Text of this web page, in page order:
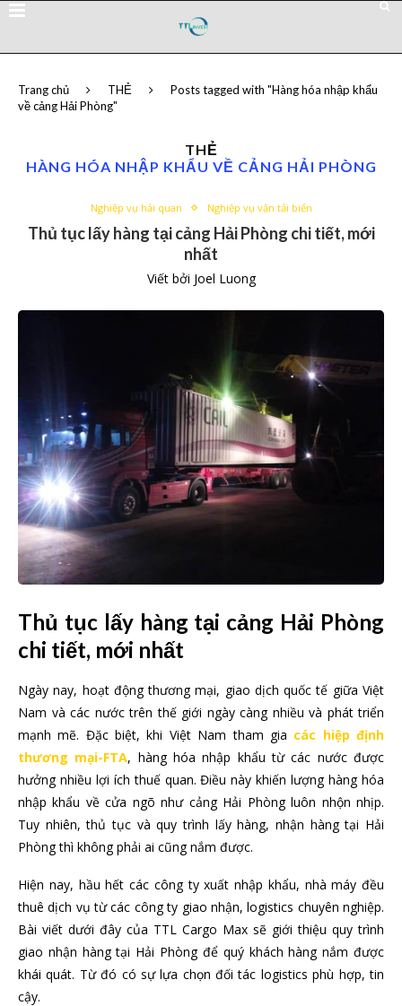
Trang chủ THẺ
Posts tagged with "Hàng hóa nhập khẩu
về cảng Hải Phòng"
THẺ
HÀNG HÓA NHẬP KHẨU VỀ CẢNG HẢI PHÒNG
Nghiệp vụ hải quan Nghiệp vụ vận tải biển
Thủ tục lấy hàng tại cảng Hải Phòng chi tiết, mới
nhất
Viết bởi Joel Luong
Thủ tục lấy hàng tại cảng Hải Phòng
chi tiết, mới nhất
Ngày nay, hoạt động thương mại, giao dịch quốc tế giữa Việt
Nam và các nước trên thế giới ngày càng nhiều và phát triển
mạnh mẽ. Đặc biệt, khi Việt Nam tham gia các hiệp định
thương mại-FTA, hàng hóa nhập khẩu từ các nước được
hưởng nhiều lợi ích thuế quan. Điều này khiến lượng hàng hóa
nhập khẩu về cửa ngõ như cảng Hải Phòng luôn nhộn nhịp.
Tuy nhiên, thủ tục và quy trình lấy hàng, nhận hàng tại Hải
Phòng thì không phải ai cũng nắm được.
Hiện nay, hầu hết các công ty xuất nhập khẩu, nhà máy đều
thuê dịch vụ từ các công ty giao nhận, logistics chuyên nghiệp.
Bài viết dưới đây của TTL Cargo Max sẽ giới thiệu quy trình
giao nhận hàng tại Hải Phòng để quý khách hàng nắm được
khái quát. Từ đó có sự lựa chọn đối tác logistics phù hợp, tin
cậy.